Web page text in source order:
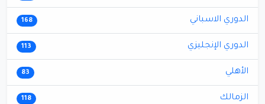
الدوري الاسباني 168
الدوري الإنجليزي 113
الأهلي 83
الزمالك 118